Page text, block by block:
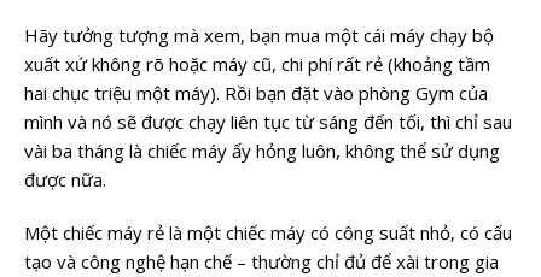
Hãy tưởng tượng mà xem, bạn mua một cái máy chạy bộ
xuất xứ không rõ hoặc máy cũ, chi phí rất rẻ (khoảng tầm
hai chục triệu một máy). Rồi bạn đặt vào phòng Gym của
mình và nó sẽ được chạy liên tục từ sáng đến tối, thì chỉ sau
vài ba tháng là chiếc máy ấy hỏng luôn, không thể sử dụng
được nữa.
Một chiếc máy rẻ là một chiếc máy có công suất nhỏ, có cấu
tạo và công nghệ hạn chế – thường chỉ đủ để xài trong gia